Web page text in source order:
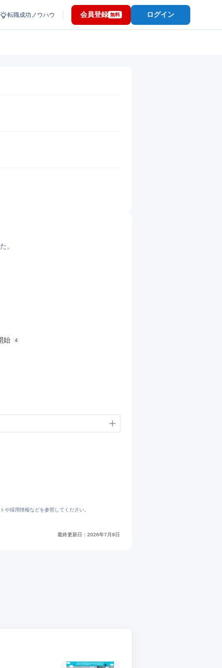
転職成功ノウハウ 会員登録 無料 ログイン
。
始 4
や採用情報などを参照してください。
最終更新日： 2026年7月9日